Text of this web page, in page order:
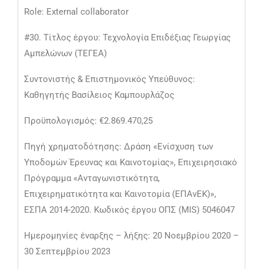
Role: External collaborator
#30. Τίτλος έργου: Τεχνολογία Επιδέξιας Γεωργίας
Αμπελώνων (ΤΕΓΕΑ)
Συντονιστής & Επιστημονικός Υπεύθυνος:
Καθηγητής Βασίλειος Καμπουρλάζος
Προϋπολογισμός: €2.869.470,25
Πηγή χρηματοδότησης: Δράση «Ενίσχυση των
Υποδομών Έρευνας και Καινοτομίας», Επιχειρησιακό
Πρόγραμμα «Ανταγωνιστικότητα,
Επιχειρηματικότητα και Καινοτομία (ΕΠΑνΕΚ)»,
ΕΣΠΑ 2014-2020. Κωδικός έργου ΟΠΣ (MIS) 5046047
Ημερομηνίες έναρξης – λήξης: 20 Νοεμβρίου 2020 –
30 Σεπτεμβρίου 2023